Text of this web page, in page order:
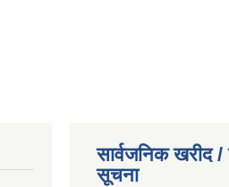
सार्वजनिक खरीद /
सूचना